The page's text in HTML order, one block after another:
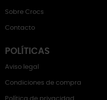
Sobre Crocs
Contacto
POLÍTICAS
Aviso legal
Condiciones de compra